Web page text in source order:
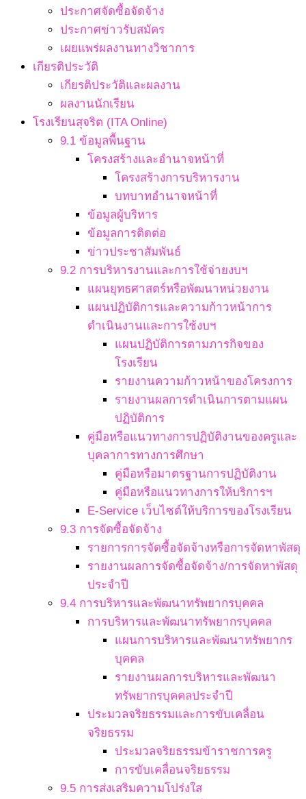
ประกาศจัดซื้อจัดจ้าง
ประกาศข่าวรับสมัคร
เผยแพร่ผลงานทางวิชาการ
เกียรติประวัติ
เกียรติประวัติและผลงาน
ผลงานนักเรียน
โรงเรียนสุจริต (ITA Online)
9.1 ข้อมูลพื้นฐาน
โครงสร้างและอำนาจหน้าที่
โครงสร้างการบริหารงาน
บทบาทอำนาจหน้าที่
ข้อมูลผู้บริหาร
ข้อมูลการติดต่อ
ข่าวประชาสัมพันธ์
9.2 การบริหารงานและการใช้จ่ายงบฯ
แผนยุทธศาสตร์หรือพัฒนาหน่วยงาน
แผนปฏิบัติการและความก้าวหน้าการ
ดำเนินงานและการใช้งบฯ
แผนปฏิบัติการตามภารกิจของ
โรงเรียน
รายงานความก้าวหน้าของโครงการ
รายงานผลการดำเนินการตามแผน
ปฏิบัติการ
คู่มือหรือแนวทางการปฏิบัติงานของครูและ
บุคลาการทางการศึกษา
คู่มือหรือมาตรฐานการปฏิบัติงาน
คู่มือหรือแนวทางการให้บริการฯ
E-Service เว็บไซต์ให้บริการของโรงเรียน
9.3 การจัดซื้อจัดจ้าง
รายการการจัดซื้อจัดจ้างหรือการจัดหาพัสดุ
รายงานผลการจัดซื้อจัดจ้าง/การจัดหาพัสดุ
ประจำปี
9.4 การบริหารและพัฒนาทรัพยากรบุคคล
การบริหารและพัฒนาทรัพยากรบุคคล
แผนการบริหารและพัฒนาทรัพยากร
บุคคล
รายงานผลการบริหารและพัฒนา
ทรัพยากรบุคคลประจำปี
ประมวลจริยธรรมและการขับเคลื่อน
จริยธรรม
ประมวลจริยธรรมข้าราชการครู
การขับเคลื่อนจริยธรรม
9.5 การส่งเสริมความโปร่งใส